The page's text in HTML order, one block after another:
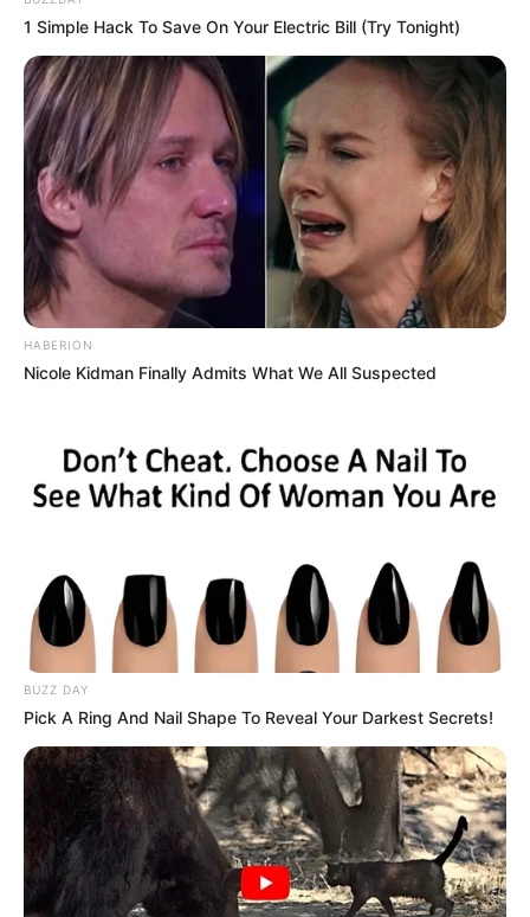
1 Simple Hack To Save On Your Electric Bill (Try Tonight)
HABERION
Nicole Kidman Finally Admits What We All Suspected
BUZZ DAY
Pick A Ring And Nail Shape To Reveal Your Darkest Secrets!